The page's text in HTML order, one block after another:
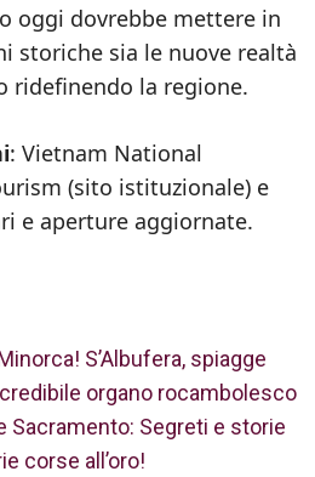
oggi dovrebbe mettere in
storiche sia le nuove realtà
ridefinendo la regione.
: Vietnam National
(sito istituzionale) e
e aperture aggiornate.
S’Albufera, spiagge
organo rocambolesco
Sacramento: Segreti e storie
corse all’oro!